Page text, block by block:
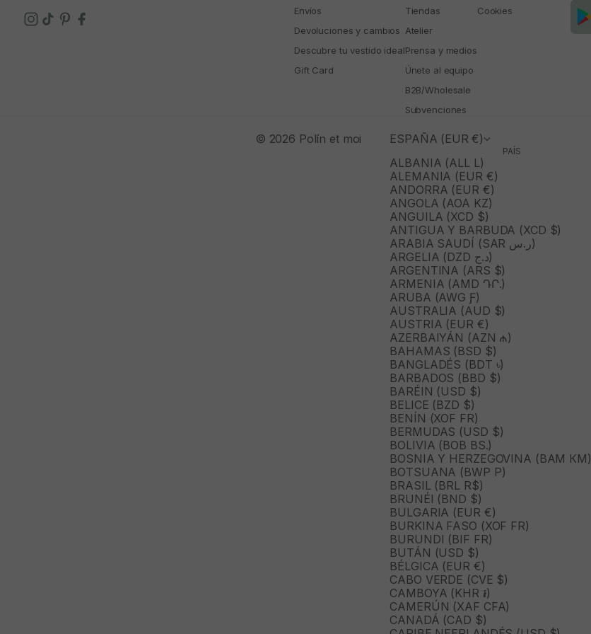
Envíos
Devoluciones y cambios
Descubre tu vestido ideal
Gift Card
Tiendas
Atelier
Prensa y medios
Únete al equipo
B2B/Wholesale
Subvenciones
Cookies
ESPAÑA (EUR €)
PAÍS
ALBANIA (ALL L)
ALEMANIA (EUR €)
ANDORRA (EUR €)
ANGOLA (AOA KZ)
ANGUILA (XCD $)
ANTIGUA Y BARBUDA (XCD $)
ARABIA SAUDÍ (SAR ر.س)
ARGELIA (DZD د.ج)
ARGENTINA (ARS $)
ARMENIA (AMD ԴՐ.)
ARUBA (AWG Ƒ)
AUSTRALIA (AUD $)
AUSTRIA (EUR €)
AZERBAIYÁN (AZN ₼)
BAHAMAS (BSD $)
BANGLADÉS (BDT ৳)
BARBADOS (BBD $)
BARÉIN (USD $)
BELICE (BZD $)
BENÍN (XOF FR)
BERMUDAS (USD $)
BOLIVIA (BOB BS.)
BOSNIA Y HERZEGOVINA (BAM КМ)
BOTSUANA (BWP P)
BRASIL (BRL R$)
BRUNÉI (BND $)
BULGARIA (EUR €)
BURKINA FASO (XOF FR)
BURUNDI (BIF FR)
BUTÁN (USD $)
BÉLGICA (EUR €)
CABO VERDE (CVE $)
CAMBOYA (KHR ៛)
CAMERÚN (XAF CFA)
CANADÁ (CAD $)
© 2026 Polín et moi